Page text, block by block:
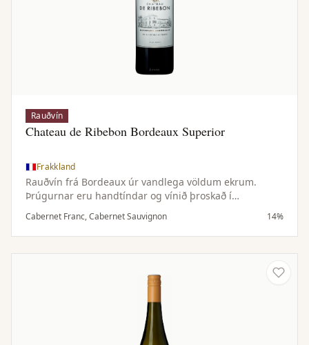
Rauðvín
Chateau de Ribebon Bordeaux Superior
Frakkland
Rauðvín frá Bordeaux úr vandlega völdum ekrum.
Þrúgurnar eru handtíndar og vínið þroskað í
eikartunnum í nokkra mánuði, sem gefur fínlega
viðartóna og mýkir bragðið.
Cabernet Franc, Cabernet Sauvignon 14%